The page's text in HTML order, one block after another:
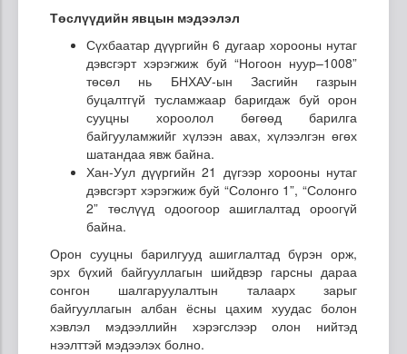
Төслүүдийн явцын мэдээлэл
Сүхбаатар дүүргийн 6 дугаар хорооны нутаг
дэвсгэрт хэрэгжиж буй “Ногоон нуур–1008”
төсөл нь БНХАУ-ын Засгийн газрын
буцалтгүй тусламжаар баригдаж буй орон
сууцны хороолол бөгөөд барилга
байгууламжийг хүлээн авах, хүлээлгэн өгөх
шатандаа явж байна.
Хан-Уул дүүргийн 21 дүгээр хорооны нутаг
дэвсгэрт хэрэгжиж буй “Солонго 1”, “Солонго
2” төслүүд одоогоор ашиглалтад ороогүй
байна.
Орон сууцны барилгууд ашиглалтад бүрэн орж,
эрх бүхий байгууллагын шийдвэр гарсны дараа
сонгон шалгаруулалтын талаарх зарыг
байгууллагын албан ёсны цахим хуудас болон
хэвлэл мэдээллийн хэрэгслээр олон нийтэд
нээлттэй мэдээлэх болно.